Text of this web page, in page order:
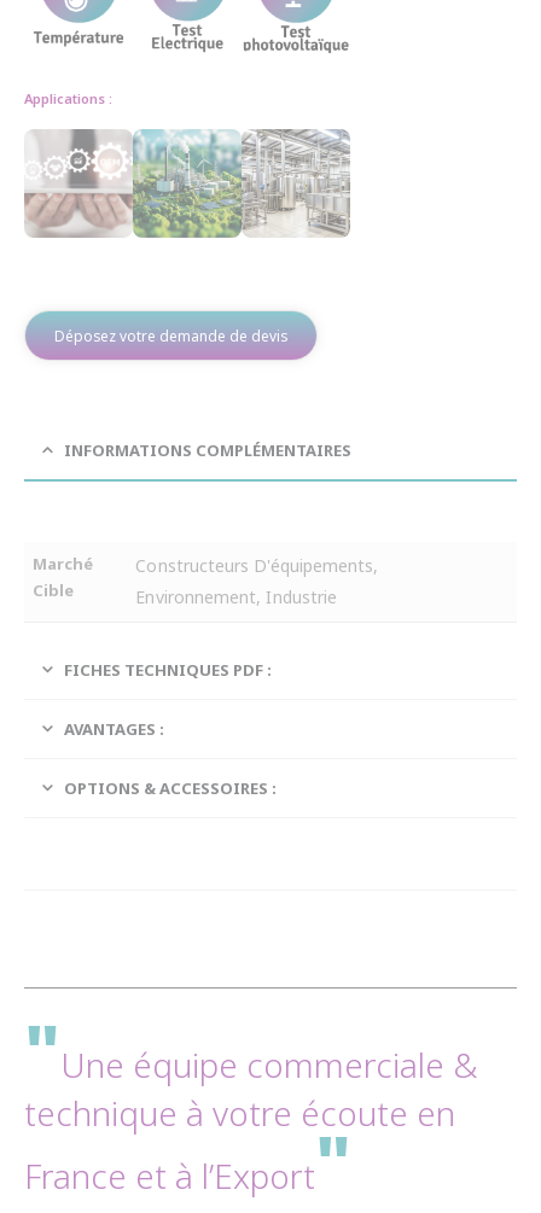
Applications :
Déposez votre demande de devis
INFORMATIONS COMPLÉMENTAIRES
Marché
Cible
Constructeurs D'équipements,
Environnement, Industrie
FICHES TECHNIQUES PDF :
AVANTAGES :
OPTIONS & ACCESSOIRES :
"Une équipe commerciale &
technique à votre écoute en
France et à l’Export"